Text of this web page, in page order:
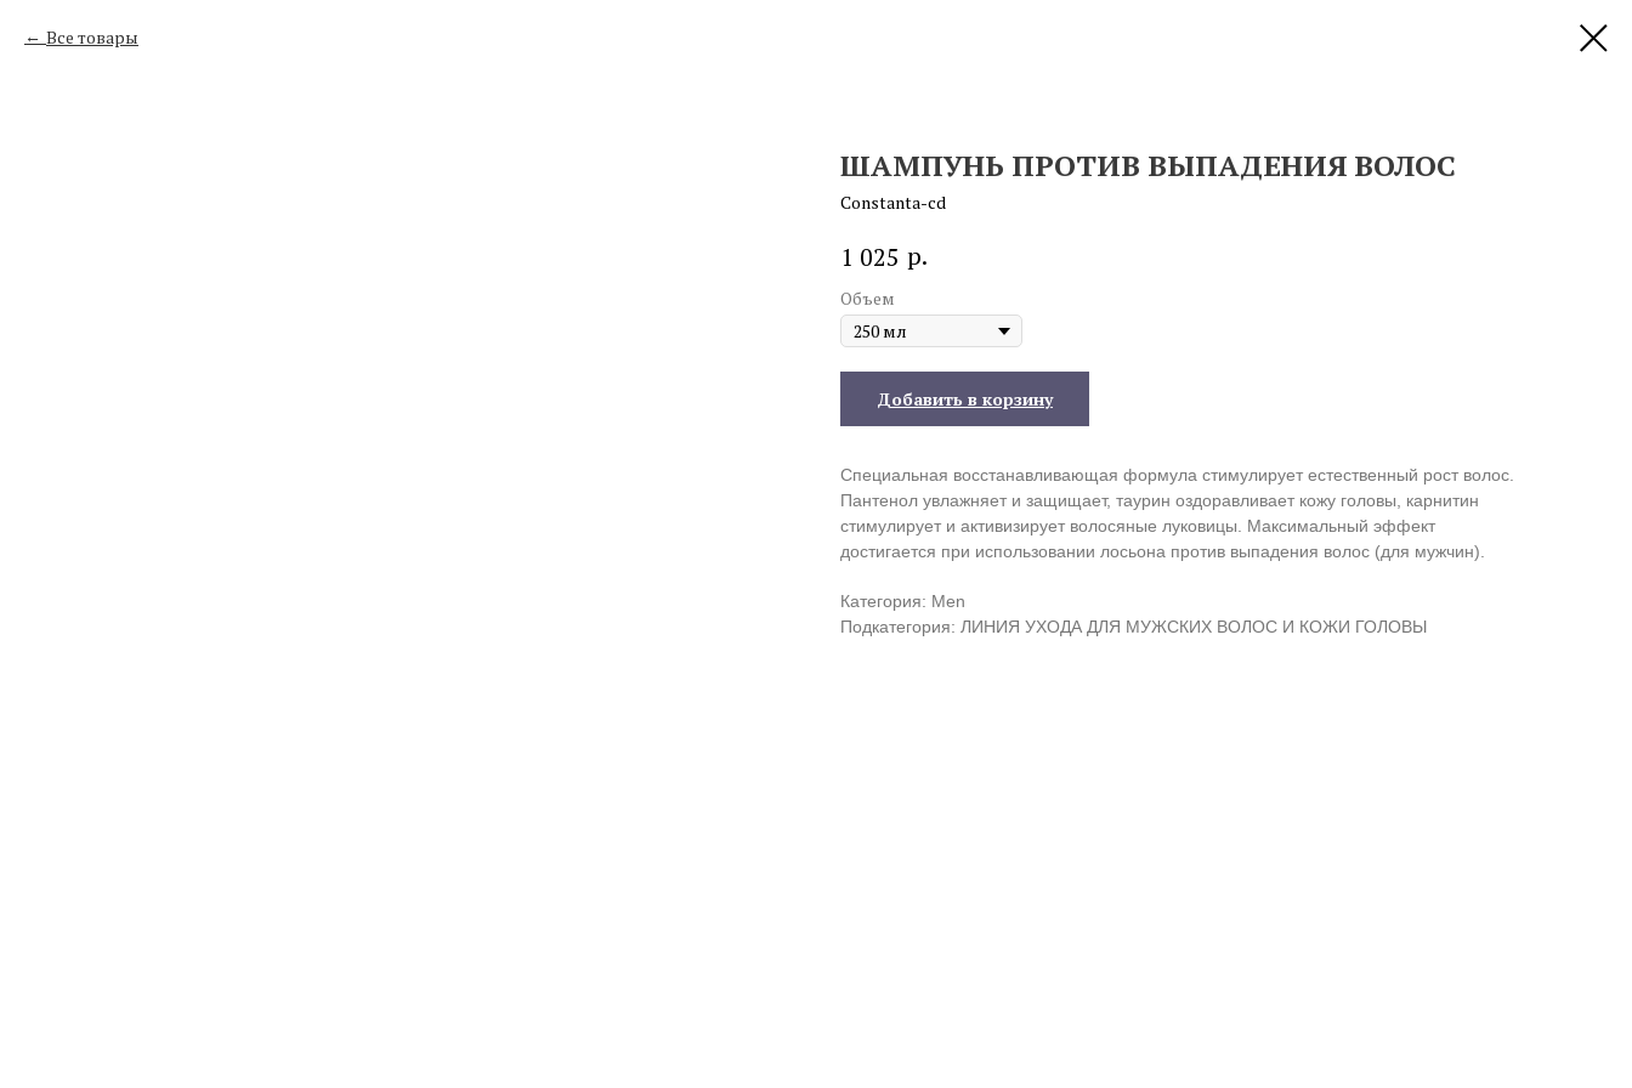
Все товары
ШАМПУНЬ ПРОТИВ ВЫПАДЕНИЯ ВОЛОС
Constanta-cd
1 025 р.
Объем
Добавить в корзину
Специальная восстанавливающая формула стимулирует естественный рост волос.
Пантенол увлажняет и защищает, таурин оздоравливает кожу головы, карнитин
стимулирует и активизирует волосяные луковицы. Максимальный эффект
достигается при использовании лосьона против выпадения волос (для мужчин).
Категория: Men
Подкатегория: ЛИНИЯ УХОДА ДЛЯ МУЖСКИХ ВОЛОС И КОЖИ ГОЛОВЫ